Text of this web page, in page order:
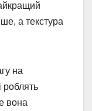
а текстура
на
роблять
вона